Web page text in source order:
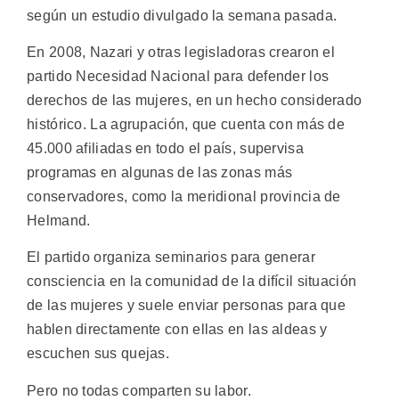
según un estudio divulgado la semana pasada.
En 2008, Nazari y otras legisladoras crearon el
partido Necesidad Nacional para defender los
derechos de las mujeres, en un hecho considerado
histórico. La agrupación, que cuenta con más de
45.000 afiliadas en todo el país, supervisa
programas en algunas de las zonas más
conservadores, como la meridional provincia de
Helmand.
El partido organiza seminarios para generar
consciencia en la comunidad de la difícil situación
de las mujeres y suele enviar personas para que
hablen directamente con ellas en las aldeas y
escuchen sus quejas.
Pero no todas comparten su labor.